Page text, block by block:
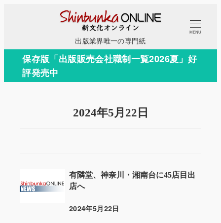
コ
テ
出版業界唯一の専門紙
MENU
保存版「出版販売会社職制一覧2026夏」好
評発売中
2024年5月22日
有隣堂、神奈川・湘南台に45店目出
店へ
投稿日
2024年5月22日